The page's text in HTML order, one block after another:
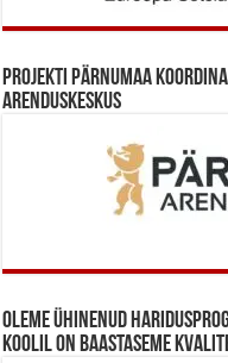
Projekti Pärnumaa
Arenduskeskus
Oleme ühinenud
koolil on baastaseme